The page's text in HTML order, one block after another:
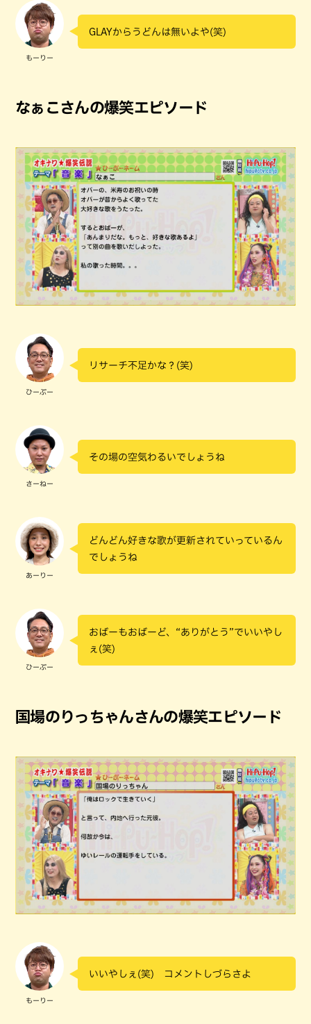
もーりー
GLAYからうどんは無いよや(笑)
なぁこさんの爆笑エピソード
ひーぷー
リサーチ不足かな？(笑)
さーねー
その場の空気わるいでしょうね
あーりー
どんどん好きな歌が更新されていっているん
でしょうね
ひーぷー
おばーもおばーど、“ありがとう”でいいやし
ぇ(笑)
国場のりっちゃんさんの爆笑エピソード
もーりー
いいやしぇ(笑) コメントしづらさよ